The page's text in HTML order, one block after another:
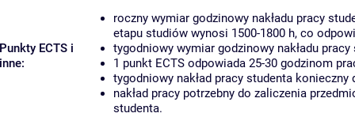
Punkty ECTS i
inne:
roczny wymiar godzinowy nakładu pracy
etapu studiów wynosi 1500-1800 h, co
tygodniowy wymiar godzinowy nakładu
1 punkt ECTS odpowiada 25-30 godzinom
tygodniowy nakład pracy studenta
nakład pracy potrzebny do zaliczenia
studenta.